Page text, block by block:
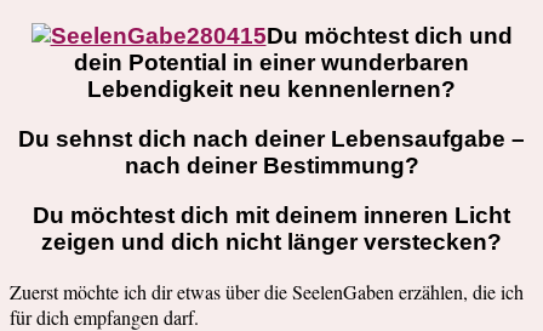
Du möchtest dich und
dein Potential in einer wunderbaren
Lebendigkeit neu kennenlernen?
Du sehnst dich nach deiner Lebensaufgabe –
nach deiner Bestimmung?
Du möchtest dich mit deinem inneren Licht
zeigen und dich nicht länger verstecken?
Zuerst möchte ich dir etwas über die SeelenGaben erzählen, die ich
für dich empfangen darf.